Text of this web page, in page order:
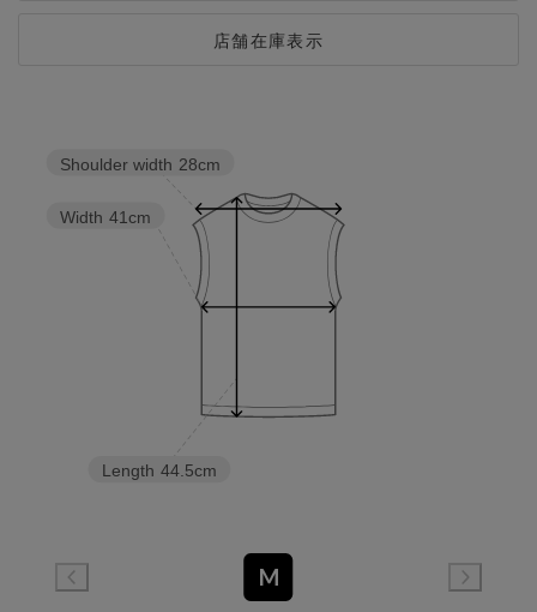
店舗在庫表示
Length 44.5cm
Width 41cm
Shoulder width 28cm
M